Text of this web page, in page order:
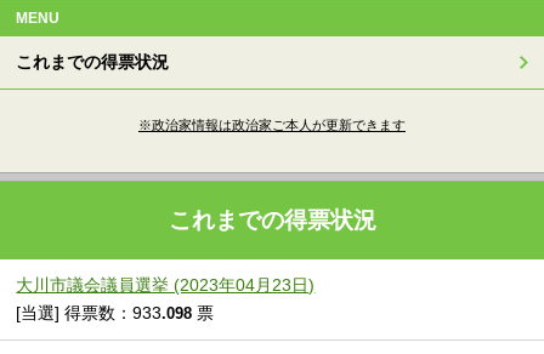
MENU
これまでの得票状況
※政治家情報は政治家ご本人が更新できます
これまでの得票状況
大川市議会議員選挙 (2023年04月23日)
[当選] 得票数：933.098 票